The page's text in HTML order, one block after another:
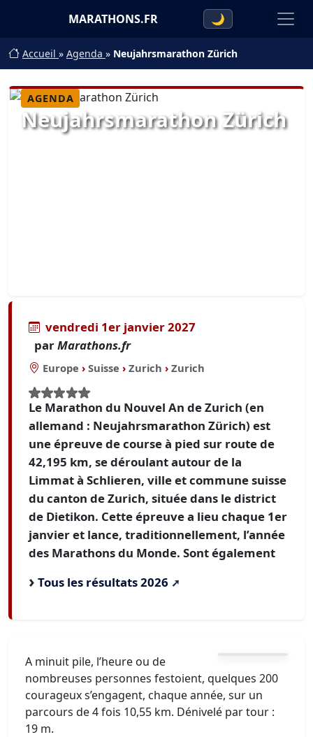
MARATHONS.FR 🌙
Accueil » Agenda » Neujahrsmarathon Zürich
AGENDA
Neujahrsmarathon Zürich
vendredi 1er janvier 2027
parMarathons.fr
Europe › Suisse › Zurich › Zurich
Le Marathon du Nouvel An de Zurich (en
allemand : Neujahrsmarathon Zürich) est
une épreuve de course à pied sur route de
42,195 km, se déroulant autour de la
Limmat à Schlieren, ville et commune suisse
du canton de Zurich, située dans le district
de Dietikon. Cette épreuve a lieu chaque 1er
janvier et lance, traditionnellement, l’année
des Marathons du Monde. Sont également
Tous les résultats 2026
A minuit pile, l’heure ou de
nombreuses personnes festoient, quelques 200
courageux s’engagent, chaque année, sur un
parcours de 4 fois 10,55 km. Dénivelé par tour :
19 m.